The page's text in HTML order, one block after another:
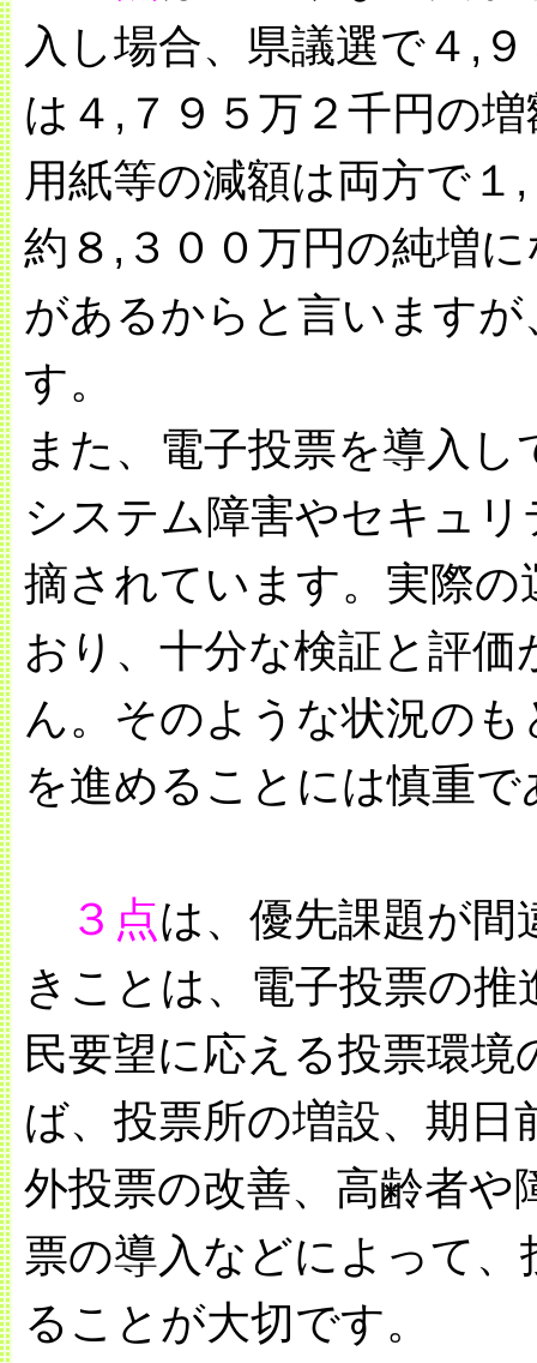
入し場合、県議選で４,
は４,７９５万２千円の
用紙等の減額は両方で
約８,３００万円の純増
があるからと言います
す。
また、電子投票を導入
システム障害やセキュ
摘されています。実際
おり、十分な検証と評
ん。そのような状況の
を進めることには慎重
３点は、優先課題が
きことは、電子投票の
民要望に応える投票環
ば、投票所の増設、期日
外投票の改善、高齢者や
票の導入などによって
ることが大切です。